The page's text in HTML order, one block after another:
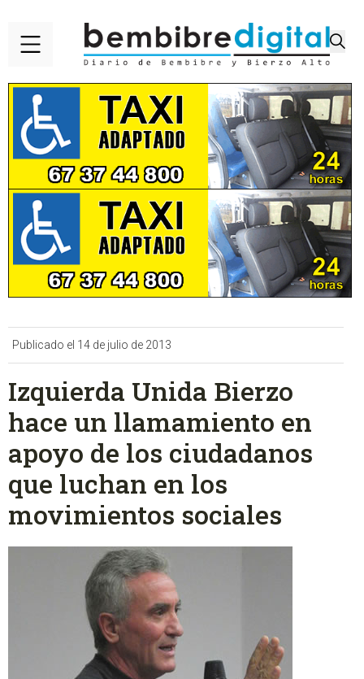
Publicado el 14 de julio de 2013
Izquierda Unida Bierzo
hace un llamamiento en
apoyo de los ciudadanos
que luchan en los
movimientos sociales